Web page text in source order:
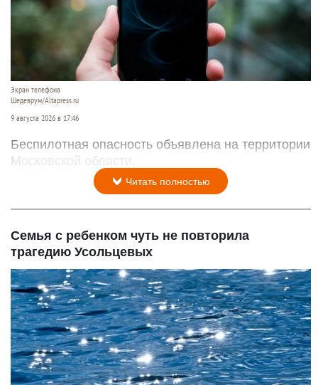
Экран телефона
Шедеврум/Altapress.ru
9 августа 2026 в 17:46
Беспилотная опасность объявлена на территории
Московской области.
Читать полностью
Семья с ребенком чуть не повторила
трагедию Усольцевых